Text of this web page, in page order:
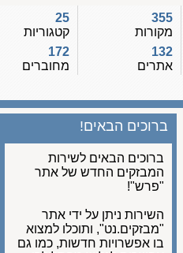
355
מקורות
132
אתרים
קטגוריות
172
מחוברים
ברוכים הבאים!
ברוכים הבאים לשירות
המבזקים החדש של אתר
"פרש"!
השירות ניתן על ידי אתר
"מבזקים.נט", ותוכלו למצוא
בו אפשרויות חדשות, כמו גם